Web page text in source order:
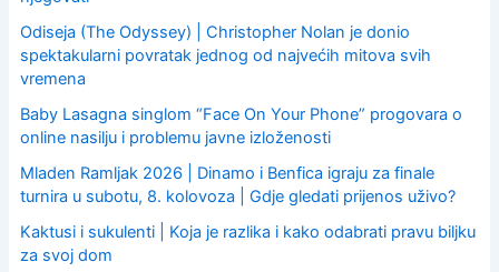
Odiseja (The Odyssey) | Christopher Nolan je donio
spektakularni povratak jednog od najvećih mitova svih
vremena
Baby Lasagna singlom “Face On Your Phone” progovara o
online nasilju i problemu javne izloženosti
Mladen Ramljak 2026 | Dinamo i Benfica igraju za finale
turnira u subotu, 8. kolovoza | Gdje gledati prijenos uživo?
Kaktusi i sukulenti | Koja je razlika i kako odabrati pravu biljku
za svoj dom